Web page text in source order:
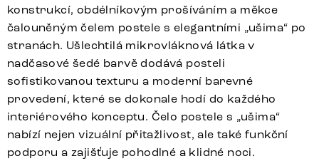
konstrukcí, obdélníkovým prošíváním a měkce
čalouněným čelem postele s elegantními „ušima“ po
stranách. Ušlechtilá mikrovláknová látka v
nadčasové šedé barvě dodává posteli
sofistikovanou texturu a moderní barevné
provedení, které se dokonale hodí do každého
interiérového konceptu. Čelo postele s „ušima“
nabízí nejen vizuální přitažlivost, ale také funkční
podporu a zajišťuje pohodlné a klidné noci.